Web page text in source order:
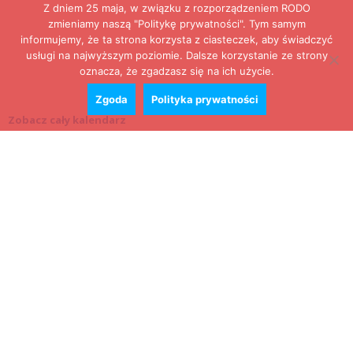
Zobacz cały kalendarz
Z dniem 25 maja, w związku z rozporządzeniem RODO
zmieniamy naszą "Politykę prywatności". Tym samym
informujemy, że ta strona korzysta z ciasteczek, aby świadczyć
usługi na najwyższym poziomie. Dalsze korzystanie ze strony
oznacza, że zgadzasz się na ich użycie.
Zgoda Polityka prywatności